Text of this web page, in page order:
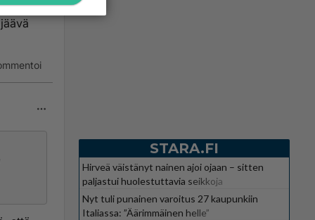
STARA.FI
Hirveä väistänyt nainen ajoi ojaan – sitten
paljastui huolestuttavia seikkoja
Nyt tuli punainen varoitus 27 kaupunkiin
Italiassa: ”Äärimmäinen helle”